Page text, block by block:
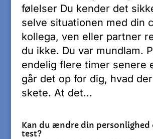
følelser Du kender det
selve situationen med din
kollega, ven eller partner
du ikke. Du var mundlam.
endelig flere timer senere
går det op for dig, hvad
skete. At det...
Kan du ændre din personlighed
test?